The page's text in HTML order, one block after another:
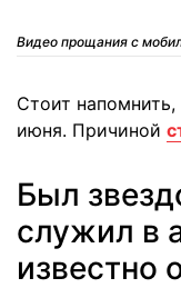
Видео прощания с
Стоит напомнить,
июня. Причиной
Был
служил в
известно